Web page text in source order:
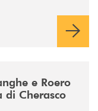
e Roero
di Cherasco